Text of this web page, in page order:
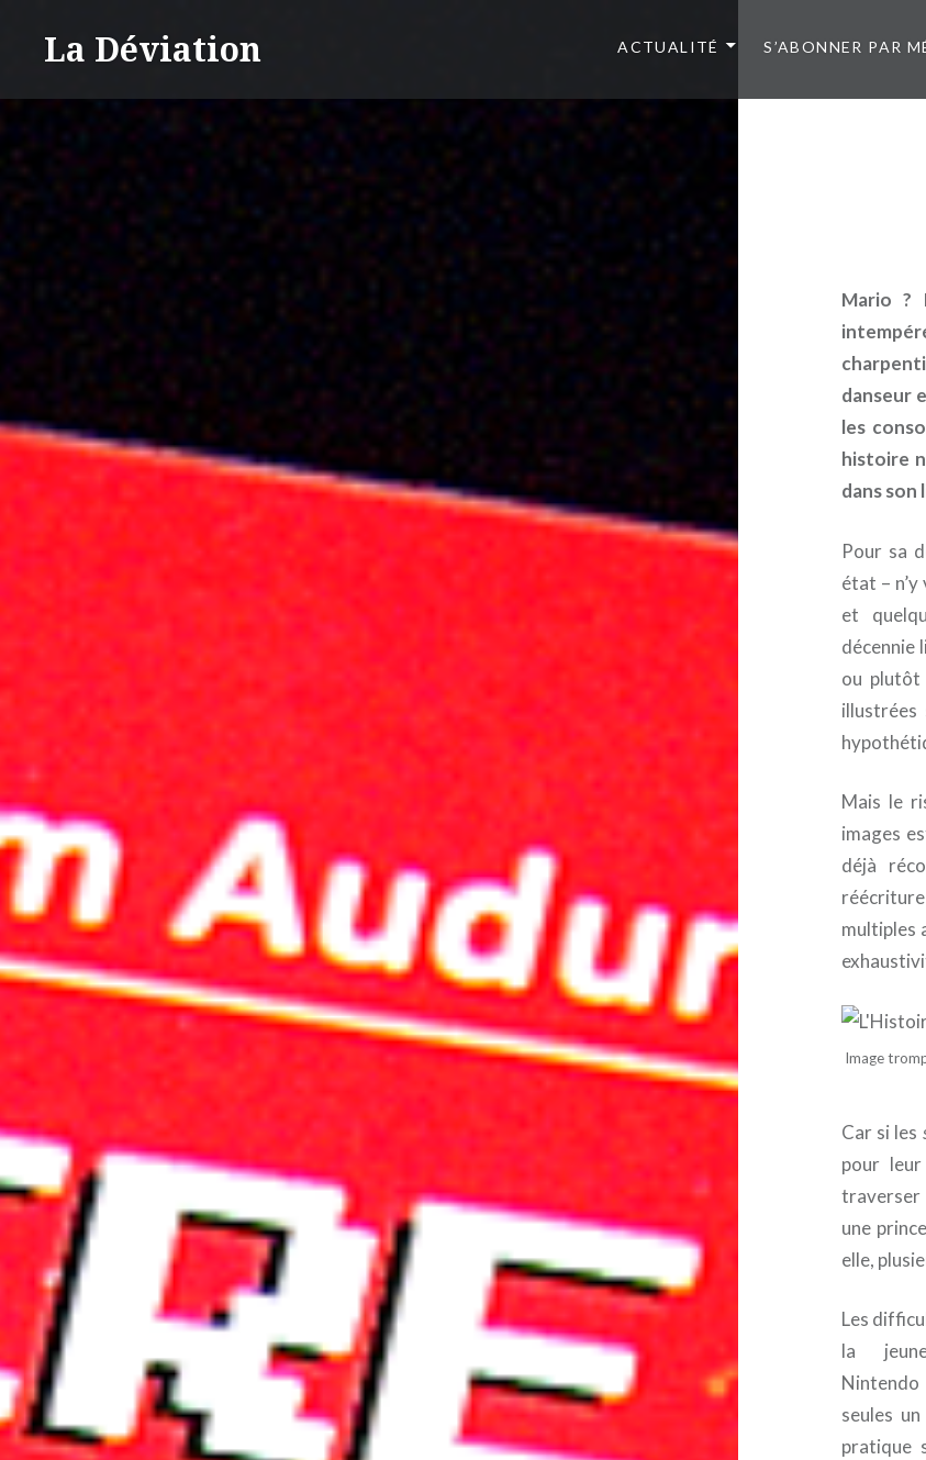
principal
La Déviation ACTUALITÉ S’ABONNER PAR
Mario ?
danseur
les
histoire
dans son
Pour sa
état –
et
décennie
ou
illustrées
Mais le
images
déjà
multiples
Image
Car si les
pour
une
elle,
Les
la
seules
pratique